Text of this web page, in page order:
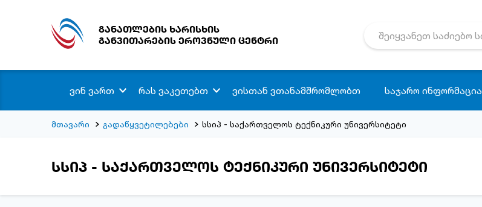
განათლების ხარისხის
განვითარების ეროვნული ცენტრი
ვინ ვართ რას ვაკეთებთ ვისთან ვთანამშრომლობთ საჯარო ინფორმაცია
მთავარი გადაწყვეტილებები სსიპ - საქართველოს ტექნიკური უნივერსიტეტი
სსიპ - საქართველოს ტექნიკური უნივერსიტეტი